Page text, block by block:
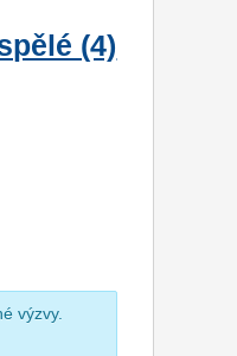
(4)
výzvy.